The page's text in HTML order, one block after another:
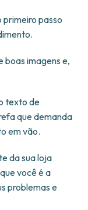
primeiro passo
boas imagens e,
texto de
que demanda
em vão.
da sua loja
você é a
problemas e